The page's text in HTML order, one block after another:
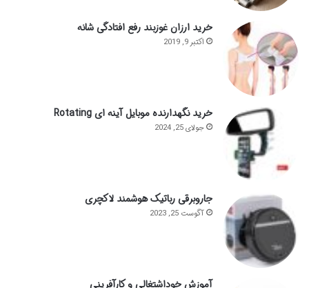
خرید ارزان غوزبند رفع افتادگی شانه
اکتبر 9, 2019
خرید نگهدارنده موبایل آینه ای Rotating
جولای 25, 2024
جاروبرقی رباتیک هوشمند لاکچری
آگوست 25, 2023
آموزش خوداشتغالی و کارآفرینی